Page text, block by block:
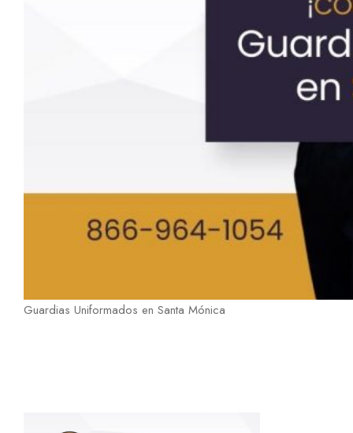
Guardias Uniformados en Santa Mónica